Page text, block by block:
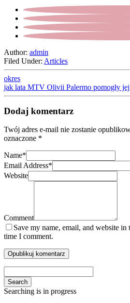
Author: admin
Filed Under: Articles
okres
jak lata MTV Olivii Palermo pomogły
Dodaj komentarz
Twój adres e-mail nie zostanie
oznaczone *
Name*
Email Address*
Website
Comment
Save my name, email, and website
time I comment.
Search
Searching is in progress